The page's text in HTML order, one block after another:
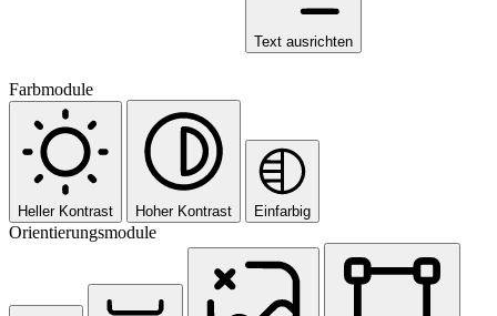
Text ausrichten
Farbmodule
Heller Kontrast Hoher Kontrast Einfarbig
Orientierungsmodule